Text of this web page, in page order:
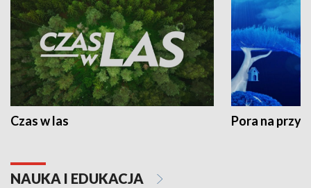
Czas w las Pora na
NAUKA I EDUKACJA